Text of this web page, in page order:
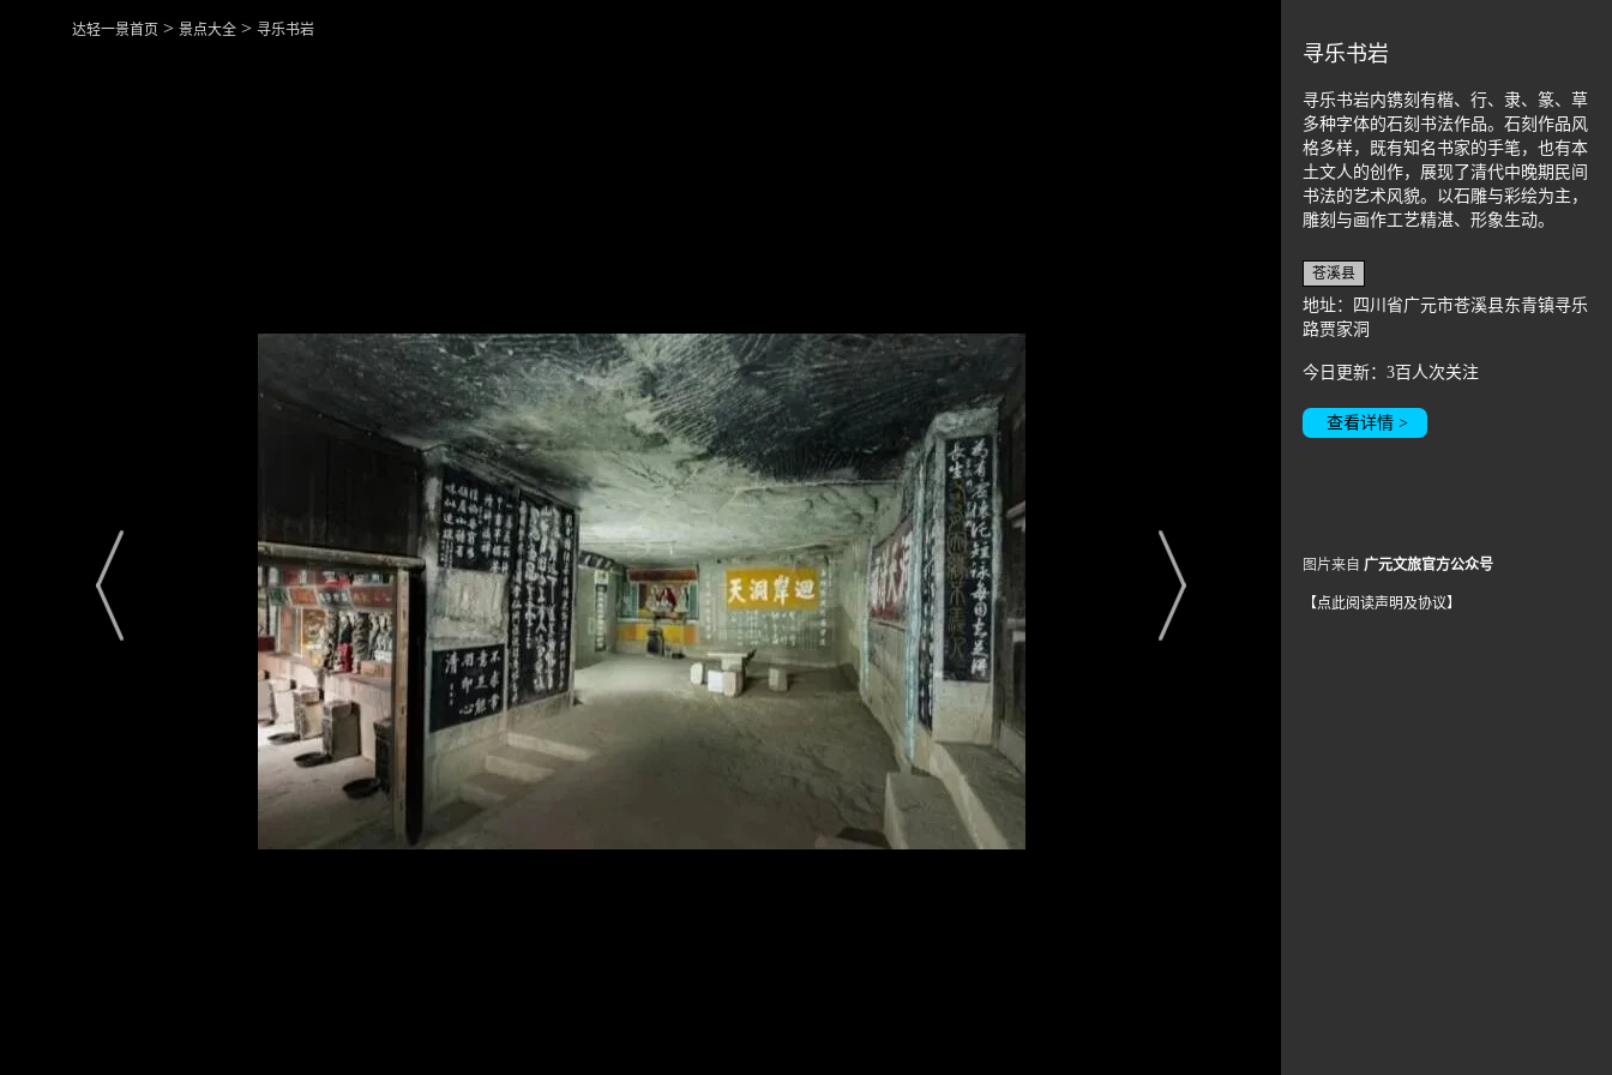
达轻一景首页 > 景点大全 > 寻乐书岩
寻乐书岩
寻乐书岩内镌刻有楷、行、隶、篆、草
多种字体的石刻书法作品。石刻作品风
格多样，既有知名书家的手笔，也有本
土文人的创作，展现了清代中晚期民间
书法的艺术风貌。以石雕与彩绘为主，
雕刻与画作工艺精湛、形象生动。
苍溪县
地址：四川省广元市苍溪县东青镇寻乐
路贾家洞
今日更新：3百人次关注
查看详情 >
图片来自 广元文旅官方公众号
【点此阅读声明及协议】